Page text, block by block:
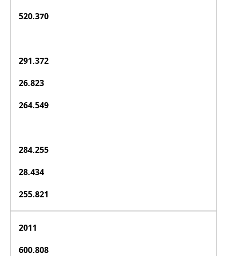
520.370
291.372
26.823
264.549
284.255
28.434
255.821
2011
600.808